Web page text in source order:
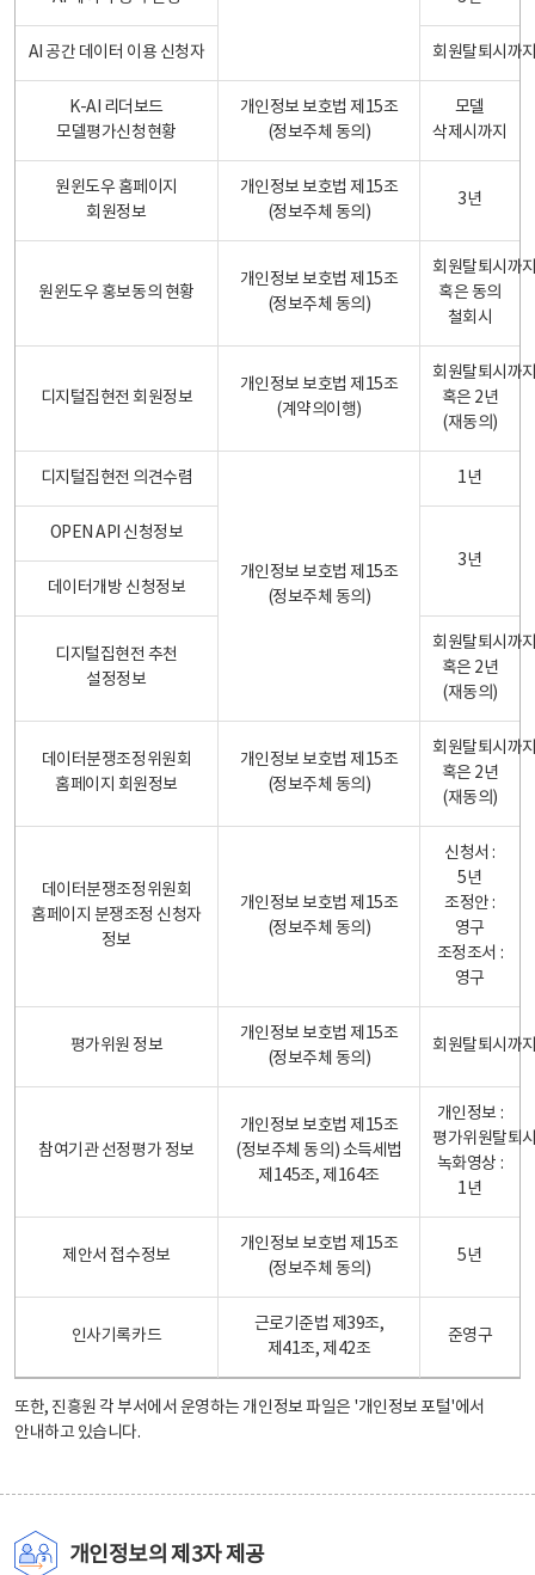
AI 공간 데이터 이용 신청자 회원탈퇴시까
K-AI 리더보드
모델평가신청현황
개인정보 보호법 제15조
(정보주체 동의)
모델
삭제시까지
원윈도우 홈페이지
회원정보
개인정보 보호법 제15조
(정보주체 동의)
3년
원윈도우 홍보동의 현황
개인정보 보호법 제15조
(정보주체 동의)
회원탈퇴시까
혹은 동의
철회시
디지털집현전 회원정보
개인정보 보호법 제15조
(계약의이행)
회원탈퇴시까
혹은 2년
(재동의)
디지털집현전 의견수렴
개인정보 보호법 제15조
(정보주체 동의)
1년
OPEN API 신청정보
3년
데이터개방 신청정보
디지털집현전 추천
설정정보
회원탈퇴시까
혹은 2년
(재동의)
데이터분쟁조정위원회
홈페이지 회원정보
개인정보 보호법 제15조
(정보주체 동의)
회원탈퇴시까
혹은 2년
(재동의)
데이터분쟁조정위원회
홈페이지 분쟁조정 신청자
정보
개인정보 보호법 제15조
(정보주체 동의)
신청서 :
5년
조정안 :
영구
조정조서 :
영구
평가위원 정보
개인정보 보호법 제15조
(정보주체 동의)
회원탈퇴시까
참여기관 선정평가 정보
개인정보 보호법 제15조
(정보주체 동의) 소득세법
제145조, 제164조
개인정보 :
평가위원탈퇴
녹화영상 :
1년
제안서 접수정보
개인정보 보호법 제15조
(정보주체 동의)
5년
인사기록카드
근로기준법 제39조,
제41조, 제42조
준영구
또한, 진흥원 각 부서에서 운영하는 개인정보 파일은 '개인정보 포털'에서
안내하고 있습니다.
개인정보의 제3자 제공